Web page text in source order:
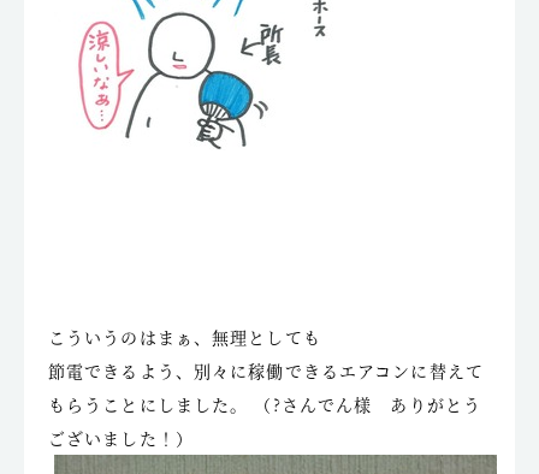
こういうのはまぁ、無理としても
節電できるよう、別々に稼働できるエアコンに替えて
もらうことにしました。 （?さんでん様 ありがとう
ございました！）